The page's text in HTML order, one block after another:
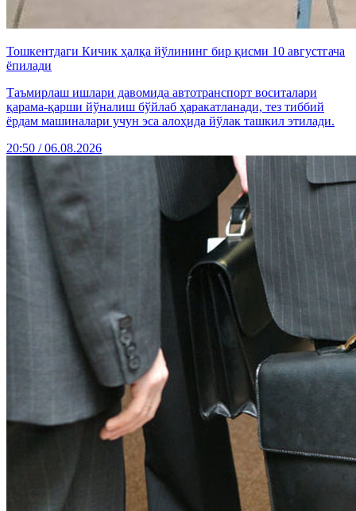
Тошкентдаги Кичик ҳалқа йўлининг бир қисми 10 августгача
ёпилади
Таъмирлаш ишлари давомида автотранспорт воситалари
қарама-қарши йўналиш бўйлаб ҳаракатланади, тез тиббий
ёрдам машиналари учун эса алоҳида йўлак ташкил этилади.
20:50 / 06.08.2026